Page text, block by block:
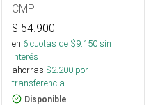
CMP
$ 54.900
en 6cuotas de $9.150sin
interés
ahorras $2.200 por
transferencia.
Disponible